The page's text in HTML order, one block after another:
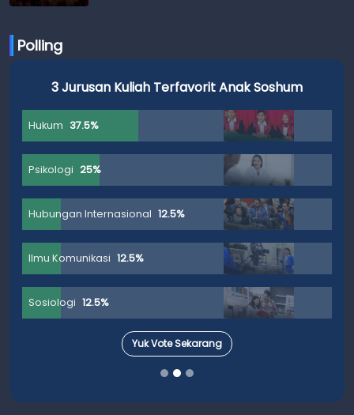
Polling
3 Jurusan Kuliah Terfavorit Anak Soshum
Hukum 37.5%
Psikologi 25%
Hubungan Internasional 12.5%
Ilmu Komunikasi 12.5%
Sosiologi 12.5%
Yuk Vote Sekarang